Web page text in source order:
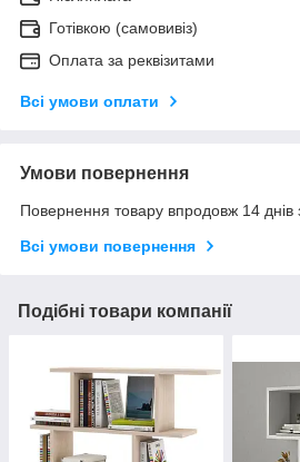
Готівкою (самовивіз)
Оплата за реквізитами
Всі умови оплати
Умови повернення
Повернення товару впродовж 14 днів
Всі умови повернення
Подібні товари компанії